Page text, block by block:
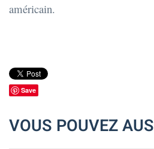
américain.
Save
VOUS POUVEZ